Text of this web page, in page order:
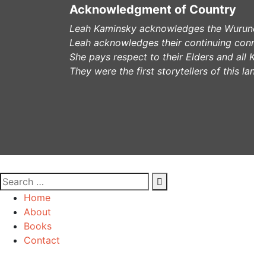
Acknowledgment of Country
Leah Kaminsky acknowledges the
Leah acknowledges their continuing
She pays respect to their Elders and all
They were the first storytellers of this
Home
About
Books
Contact